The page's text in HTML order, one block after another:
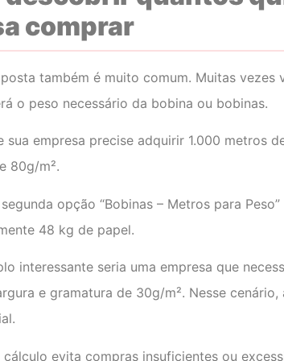
comprar
também é muito comum. Muitas vezes
o peso necessário da bobina ou bobinas.
sua empresa precise adquirir 1.000 metros
80g/m².
opção “Bobinas – Metros para
48 kg de papel.
interessante seria uma empresa que
e gramatura de 30g/m². Nesse
cálculo evita compras insuficientes ou